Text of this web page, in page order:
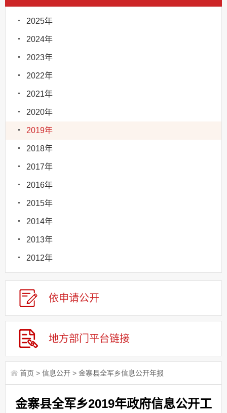
2025年
2024年
2023年
2022年
2021年
2020年
2019年
2018年
2017年
2016年
2015年
2014年
2013年
2012年
依申请公开
地方部门 平台链接
首页 > 信息公开 > 金寨县全军乡信息公开年报
金寨县全军乡2019年政府信息公开工